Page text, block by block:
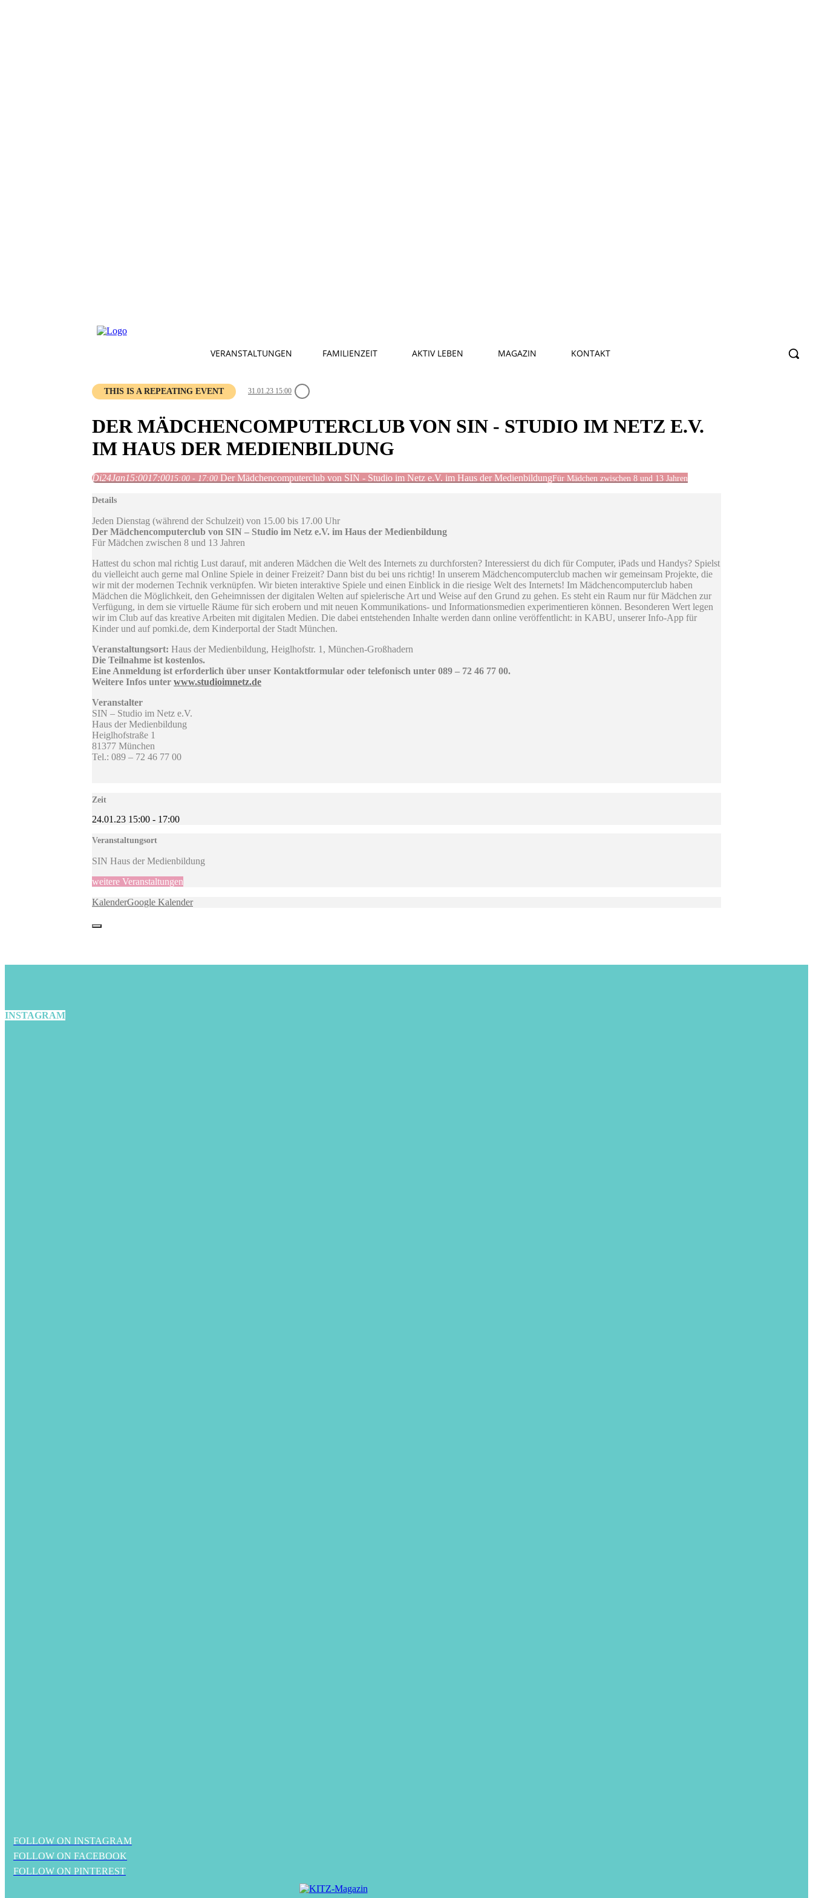
VERANSTALTUNGEN FAMILIENZEIT AKTIV LEBEN MAGAZIN KONTAKT
THIS IS A REPEATING EVENT 31.01.23 15:00
DER MÄDCHENCOMPUTERCLUB VON SIN - STUDIO IM NETZ E.V.
IM HAUS DER MEDIENBILDUNG
Di24Jan15:0017:0015:00 - 17:00 Der Mädchencomputerclub von SIN - Studio im Netz e.V. im Haus der MedienbildungFür Mädchen zwischen 8 und 13 Jahren
Details
Jeden Dienstag (während der Schulzeit) von 15.00 bis 17.00 Uhr
Der Mädchencomputerclub von SIN – Studio im Netz e.V. im Haus der Medienbildung
Für Mädchen zwischen 8 und 13 Jahren
Hattest du schon mal richtig Lust darauf, mit anderen Mädchen die Welt des Internets zu durchforsten? Interessierst du dich für Computer, iPads und Handys? Spielst
du vielleicht auch gerne mal Online Spiele in deiner Freizeit? Dann bist du bei uns richtig! In unserem Mädchencomputerclub machen wir gemeinsam Projekte, die
wir mit der modernen Technik verknüpfen. Wir bieten interaktive Spiele und einen Einblick in die riesige Welt des Internets! Im Mädchencomputerclub haben
Mädchen die Möglichkeit, den Geheimnissen der digitalen Welten auf spielerische Art und Weise auf den Grund zu gehen. Es steht ein Raum nur für Mädchen zur
Verfügung, in dem sie virtuelle Räume für sich erobern und mit neuen Kommunikations- und Informationsmedien experimentieren können. Besonderen Wert legen
wir im Club auf das kreative Arbeiten mit digitalen Medien. Die dabei entstehenden Inhalte werden dann online veröffentlicht: in KABU, unserer Info-App für
Kinder und auf pomki.de, dem Kinderportal der Stadt München.
Veranstaltungsort: Haus der Medienbildung, Heiglhofstr. 1, München-Großhadern
Die Teilnahme ist kostenlos.
Eine Anmeldung ist erforderlich über unser Kontaktformular oder telefonisch unter 089 – 72 46 77 00.
Weitere Infos unter www.studioimnetz.de
Veranstalter
SIN – Studio im Netz e.V.
Haus der Medienbildung
Heiglhofstraße 1
81377 München
Tel.: 089 – 72 46 77 00
Zeit
24.01.23 15:00 - 17:00
Veranstaltungsort
SIN Haus der Medienbildung
weitere Veranstaltungen
KalenderGoogle Kalender
INSTAGRAM
FOLLOW ON INSTAGRAM
FOLLOW ON FACEBOOK
FOLLOW ON PINTEREST